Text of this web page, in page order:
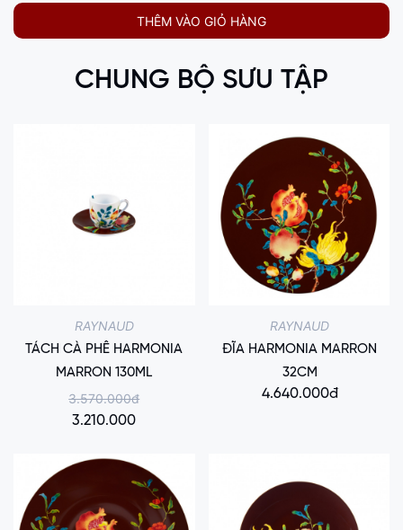
THÊM VÀO GIỎ HÀNG
CHUNG BỘ SƯU TẬP
RAYNAUD
TÁCH CÀ PHÊ HARMONIA
MARRON 130ML
3.570.000đ
3.210.000
RAYNAUD
ĐĨA HARMONIA MARRON
32CM
4.640.000đ